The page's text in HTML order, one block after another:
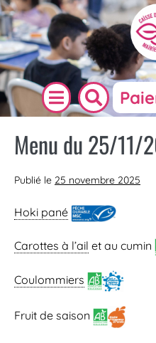
Menu du 25/11/
Publié le 25 novembre 2025
Hoki pané
Carottes à l’ail et au cumin
Coulommiers
Fruit de saison